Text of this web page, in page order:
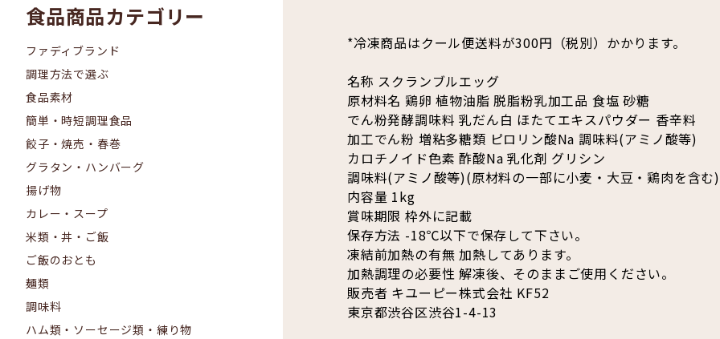
食品商品カテゴリー
ファディブランド
調理方法で選ぶ
食品素材
簡単・時短調理食品
餃子・焼売・春巻
グラタン・ハンバーグ
揚げ物
カレー・スープ
米類・丼・ご飯
ご飯のおとも
麺類
調味料
ハム類・ソーセージ類・練り物
*冷凍商品はクール便送料が300円（税別）かかります。
名称 スクランブルエッグ
原材料名 鶏卵 植物油脂 脱脂粉乳加工品 食塩 砂糖
でん粉発酵調味料 乳だん白 ほたてエキスパウダー 香辛料
加工でん粉 増粘多糖類 ピロリン酸Na 調味料(アミノ酸等)
カロチノイド色素 酢酸Na 乳化剤 グリシン
調味料(アミノ酸等)(原材料の一部に小麦・大豆・鶏肉を含む)
内容量 1kg
賞味期限 枠外に記載
保存方法 -18℃以下で保存して下さい。
凍結前加熱の有無 加熱してあります。
加熱調理の必要性 解凍後、そのままご使用ください。
販売者 キユーピー株式会社 KF52
東京都渋谷区渋谷1-4-13